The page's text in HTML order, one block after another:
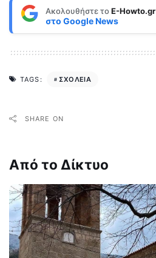
Ακολουθήστε τοE-Howto.gr
στο Google News
TAGS: ΣΧΟΛΕΙΑ
SHARE ON
Από το Δίκτυο